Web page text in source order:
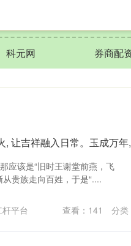
科元网 券商配
, 让吉祥融入日常。玉成万
应该是“旧时王谢堂前燕，飞
贵族走向百姓，于是“....
平台 查看： 141 分类